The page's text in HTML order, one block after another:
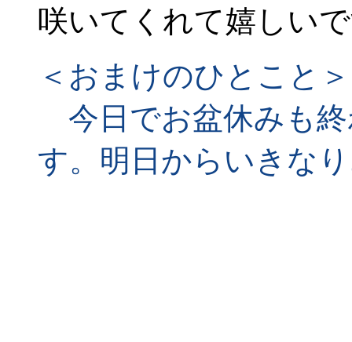
咲いてくれて嬉しい
＜おまけのひとこと＞
今日でお盆休みも
す。明日からいきな